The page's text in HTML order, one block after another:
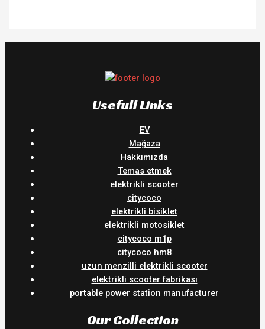
Usefull Links
EV
Mağaza
Hakkımızda
Temas etmek
elektrikli scooter
citycoco
elektrikli bisiklet
elektrikli motosiklet
citycoco m1p
citycoco hm8
uzun menzilli elektrikli scooter
elektrikli scooter fabrikası
portable power station manufacturer
Our Collection